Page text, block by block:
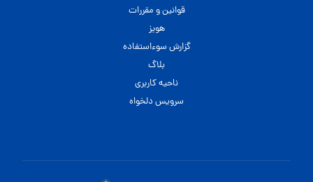
قوانین و مقررات
هویز
گزارش سوءاستفاده
بلاگ
ناحیه کاربری
سرویس دلخواه